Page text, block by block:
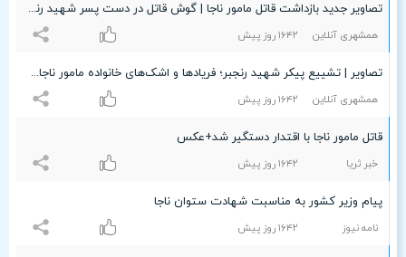
تصاویر جدید بازداشت قاتل مامور ناجا | گوش قاتل در دست پسر شهید رنجبر
همشهری آنلاین ۱۶۴۲ روز پیش
تصاویر | تشییع پیکر شهید رنجبر؛ فریادها و اشک‌های خانواده مامور ناجا | حرکات عجیب قاتل در محل تشییع
همشهری آنلاین ۱۶۴۲ روز پیش
قاتل مامور ناجا با اقتدار دستگیر شد+عکس
خبر ثریا ۱۶۴۲ روز پیش
پیام وزیر کشور به مناسبت شهادت ستوان ناجا
نامه نیوز ۱۶۴۲ روز پیش